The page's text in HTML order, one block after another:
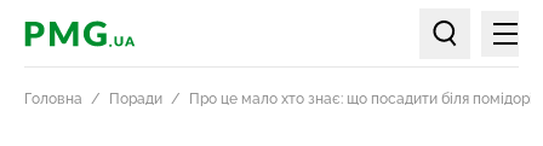
PMG.ua
Пошук по
Головна Поради Про це мало хто знає: що посадити біля